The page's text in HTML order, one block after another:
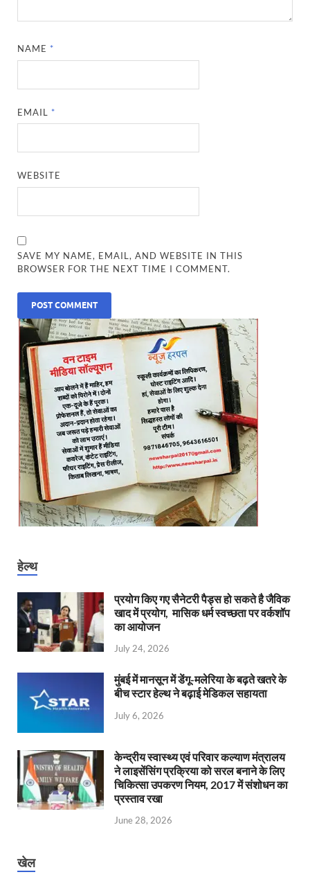
NAME *
EMAIL *
WEBSITE
SAVE MY NAME, EMAIL, AND WEBSITE IN THIS
BROWSER FOR THE NEXT TIME I COMMENT.
हेल्थ
प्रयोग किए गए सैनेटरी पैड्स हो सकते है जैविक
खाद में प्रयोग, मासिक धर्म स्वच्छता पर वर्कशॉप
का आयोजन
July 24, 2026
मुंबई में मानसून में डेंगू-मलेरिया के बढ़ते खतरे के
बीच स्टार हेल्थ ने बढ़ाई मेडिकल सहायता
July 6, 2026
केन्‍द्रीय स्वास्थ्य एवं परिवार कल्याण मंत्रालय
ने लाइसेंसिंग प्रक्रिया को सरल बनाने के लिए
चिकित्सा उपकरण नियम, 2017 में संशोधन का
प्रस्ताव रखा
June 28, 2026
खेल